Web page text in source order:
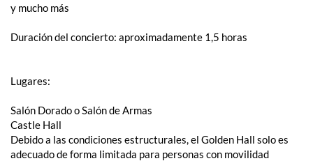
y mucho más
Duración del concierto: aproximadamente 1,5 horas
Lugares:
Salón Dorado o Salón de Armas
Castle Hall
Debido a las condiciones estructurales, el Golden Hall solo es
adecuado de forma limitada para personas con movilidad